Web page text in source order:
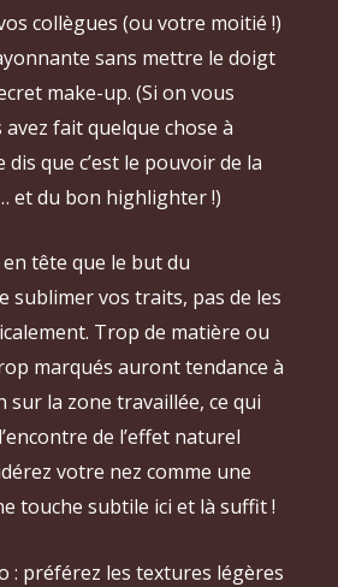
vos collègues (ou votre moitié !)
sans mettre le doigt
make-up. (Si on vous
fait quelque chose à
que c’est le pouvoir de la
et du bon highlighter !)
tête que le but du
sublimer vos traits, pas de les
Trop de matière ou
marqués auront tendance à
sur la zone travaillée, ce qui
de l’effet naturel
votre nez comme une
touche subtile ici et là suffit !
: préférez les textures légères